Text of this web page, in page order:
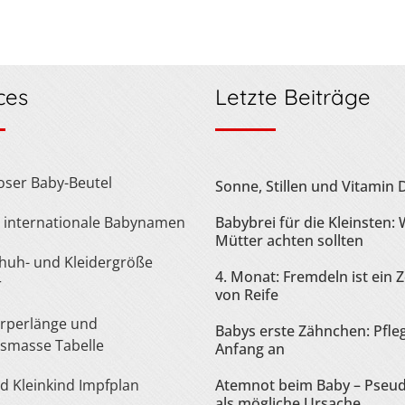
Baby-Beutel
internationale Babynamen
Tabelle
Kleinkind Impfplan
Letzte Beiträge
Sonne, Stillen und Vitamin
Babybrei für die Kleinsten:
Mütter achten sollten
4. Monat: Fremdeln ist ein
von Reife
Babys erste Zähnchen:
Anfang an
Atemnot beim Baby –